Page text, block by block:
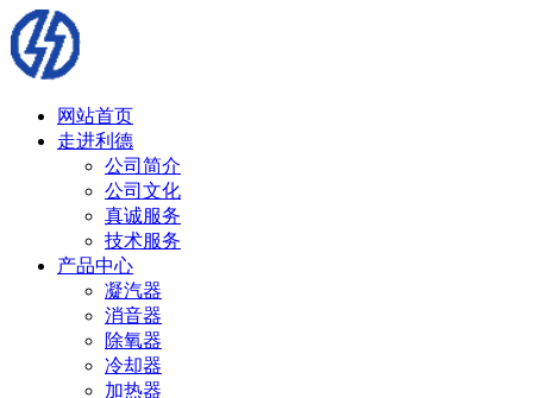
网站首页
走进利德
公司简介
公司文化
真诚服务
技术服务
产品中心
凝汽器
消音器
除氧器
冷却器
加热器